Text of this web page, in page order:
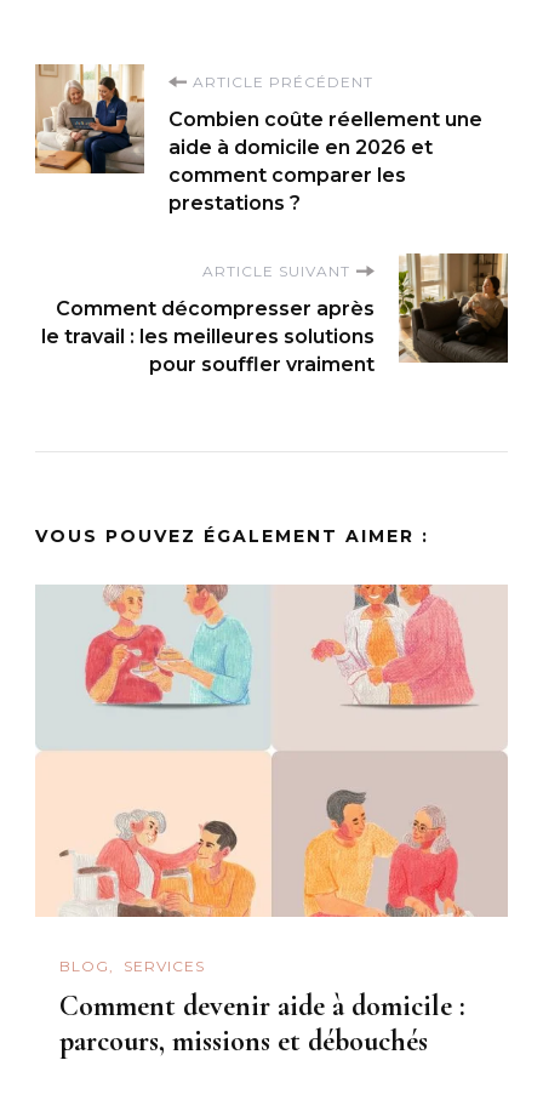
Navigation
d'article
ARTICLE PRÉCÉDENT
Combien coûte réellement une
aide à domicile en 2026 et
comment comparer les
prestations ?
ARTICLE SUIVANT
Comment décompresser après
le travail : les meilleures solutions
pour souffler vraiment
VOUS POUVEZ ÉGALEMENT AIMER :
BLOG SERVICES
Comment devenir aide à domicile :
parcours, missions et débouchés